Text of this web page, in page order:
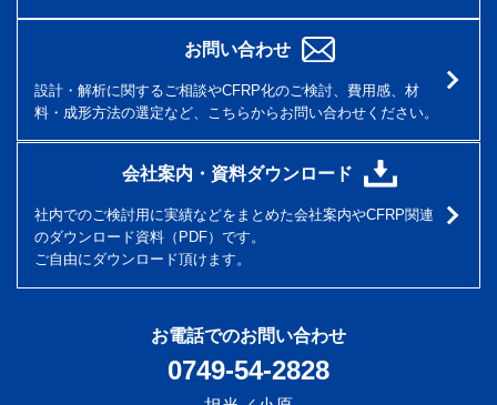
お問い合わせ
設計・解析に関するご相談やCFRP化のご検討、費用感、材
料・成形方法の選定など、こちらからお問い合わせください。
会社案内・資料ダウンロード
社内でのご検討用に実績などをまとめた会社案内やCFRP関連
のダウンロード資料（PDF）です。
ご自由にダウンロード頂けます。
お電話でのお問い合わせ
0749-54-2828